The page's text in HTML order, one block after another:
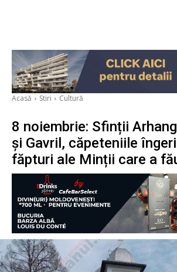
Acasă Stiri Cultură
8 noiembrie: Sfinții
și Gavril, căpeteniile
făpturi ale Minții care a